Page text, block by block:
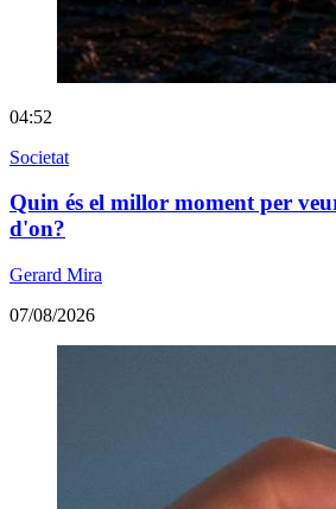
04:52
Societat
Quin és el millor moment per
d'on?
Gerard Mira
07/08/2026